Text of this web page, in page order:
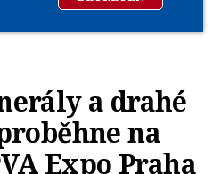
a drahé
na
Expo Praha